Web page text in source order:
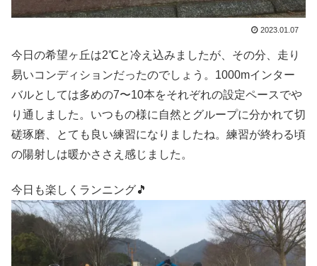
2023.01.07
今日の希望ヶ丘は2℃と冷え込みましたが、その分、走り
易いコンディションだったのでしょう。1000mインター
バルとしては多めの7〜10本をそれぞれの設定ペースでや
り通しました。いつもの様に自然とグループに分かれて切
磋琢磨、とても良い練習になりましたね。練習が終わる頃
の陽射しは暖かささえ感じました。
今日も楽しくランニング🎵